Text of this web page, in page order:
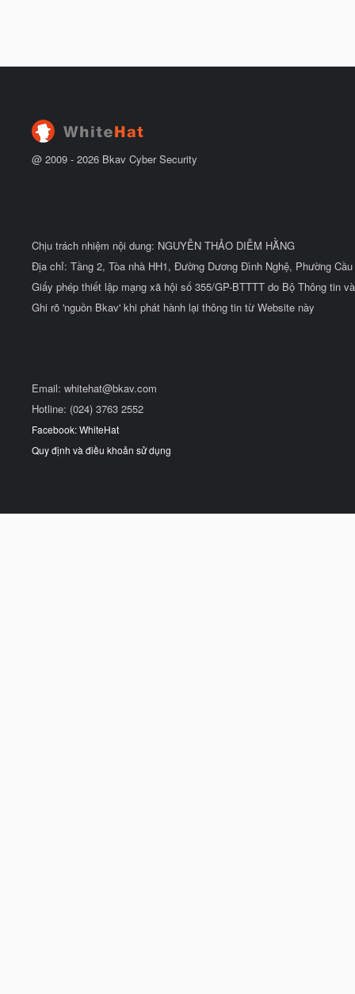
@ 2009 - 2026 Bkav Cyber Security
Chịu trách nhiệm nội dung: NGUYỄN THẢO DIỄM HẰNG
Địa chỉ: Tầng 2, Tòa nhà HH1, Đường Dương Đình Nghệ, Phường
Giấy phép thiết lập mạng xã hội số 355/GP-BTTTT do Bộ Thông tin
Ghi rõ 'nguồn Bkav' khi phát hành lại thông tin từ Website này
Email: whitehat@bkav.com
Hotline: (024) 3763 2552
Facebook: WhiteHat
Quy định và điều khoản sử dụng